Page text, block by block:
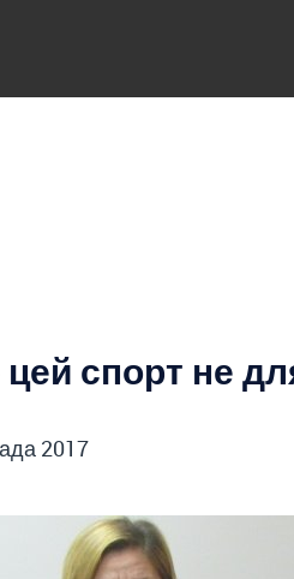
спорт не
2017